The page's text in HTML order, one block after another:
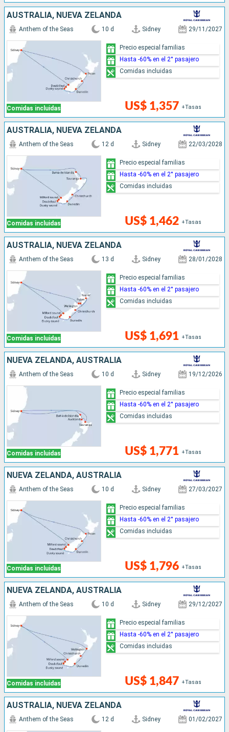
AUSTRALIA, NUEVA ZELANDA
Comidas incluidas
Anthem of the Seas 10 d Sidney 29/11/2027
US$ 1,357 +Tasas
Precio especial familias
Hasta -60% en el 2° pasajero
Comidas incluidas
AUSTRALIA, NUEVA ZELANDA
Comidas incluidas
Anthem of the Seas 12 d Sidney 22/03/2028
US$ 1,462 +Tasas
Precio especial familias
Hasta -60% en el 2° pasajero
Comidas incluidas
AUSTRALIA, NUEVA ZELANDA
Comidas incluidas
Anthem of the Seas 13 d Sidney 28/01/2028
US$ 1,691 +Tasas
Precio especial familias
Hasta -60% en el 2° pasajero
Comidas incluidas
NUEVA ZELANDA, AUSTRALIA
Comidas incluidas
Anthem of the Seas 10 d Sidney 19/12/2026
US$ 1,771 +Tasas
Precio especial familias
Hasta -60% en el 2° pasajero
Comidas incluidas
NUEVA ZELANDA, AUSTRALIA
Comidas incluidas
Anthem of the Seas 10 d Sidney 27/03/2027
US$ 1,796 +Tasas
Precio especial familias
Hasta -60% en el 2° pasajero
Comidas incluidas
NUEVA ZELANDA, AUSTRALIA
Comidas incluidas
Anthem of the Seas 10 d Sidney 29/12/2027
US$ 1,847 +Tasas
Precio especial familias
Hasta -60% en el 2° pasajero
Comidas incluidas
AUSTRALIA, NUEVA ZELANDA
Anthem of the Seas 12 d Sidney 01/02/2027